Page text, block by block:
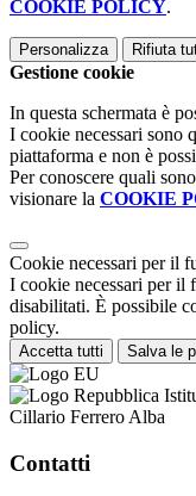
COOKIE POLICY.
Personalizza Rifiuta
Gestione cookie
In questa schermata è
I cookie necessari sono
piattaforma e non è
Per conoscere quali
visionare la COOKIE
Cookie necessari per il
I cookie necessari per il
disabilitati. È possibile
policy.
Accetta tutti Salva le
Cillario Ferrero Alba
Contatti